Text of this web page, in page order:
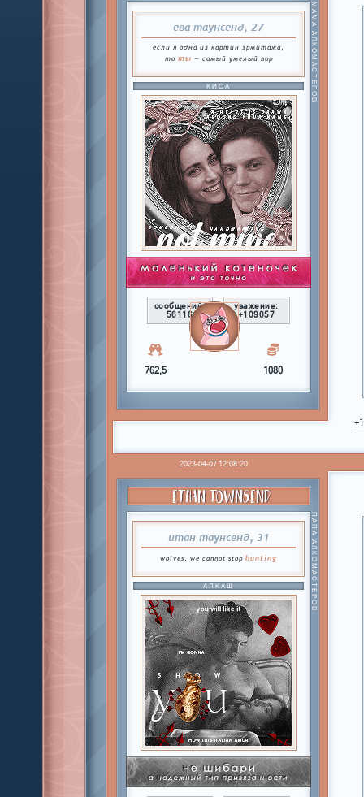
ева таунсенд, 27
если я одна из картин эрмитажа,
то ты — самый умелый вор МАМА АЛКОМАСТЕРОВ
КИСА
сообщений:
56116
уважение:
+109057
762,5 1080
2023-04-07 12:08:20
ETHAN TOWNSEND
итан таунсенд, 31
wolves, we cannot stophunting ПАПА АЛКОМАСТЕРОВ
АЛКАШ